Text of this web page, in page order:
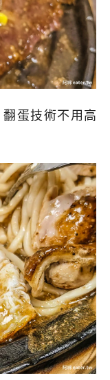
蛋技術不用高